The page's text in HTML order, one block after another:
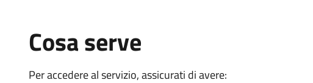
Cosa serve
Per accedere al servizio, assicurati di avere: